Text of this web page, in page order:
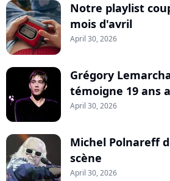
Notre playlist
mois d'avril
April 30, 2026
Grégory
témoigne 19 ans
April 30, 2026
Michel Polnareff
scène
April 30, 2026